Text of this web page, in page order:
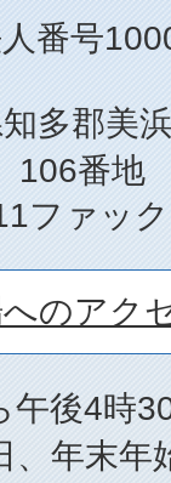
番号
多郡美
106番地
ファッ
のアク
午後4時
、年末年